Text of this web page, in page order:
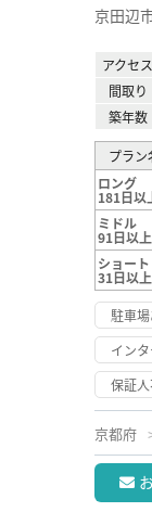
京田辺
アクセス
間取り
築年数
プラン
ロング
181日以
ミドル
91日以
ショート
31日以
駐車
イン
保証
京都府